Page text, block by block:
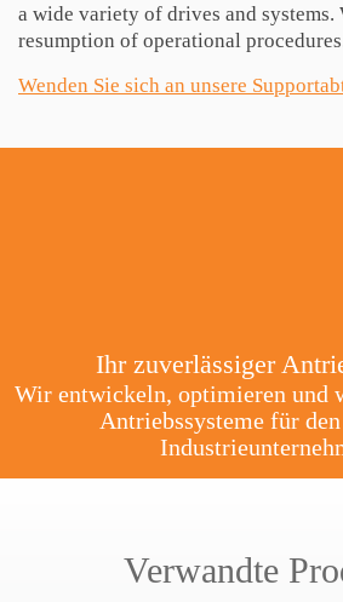
a wide variety of drives and systems.
resumption of operational
Wenden Sie sich an unsere
Ihr zuverlässiger
Wir entwickeln, optimieren und
Antriebssysteme für
Verwandte